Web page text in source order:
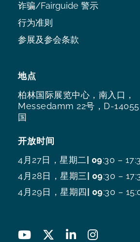
地点
柏林国际展览中心，南入口，
Messedamm 22号，D-
国
开放时间
4月27日，星期二 | 09:30 –
4月28日，星期三 | 09:30 –
4月29日，星期四 | 09:30 –
诈骗/Fairguide 警示
行为准则
参展及参会条款